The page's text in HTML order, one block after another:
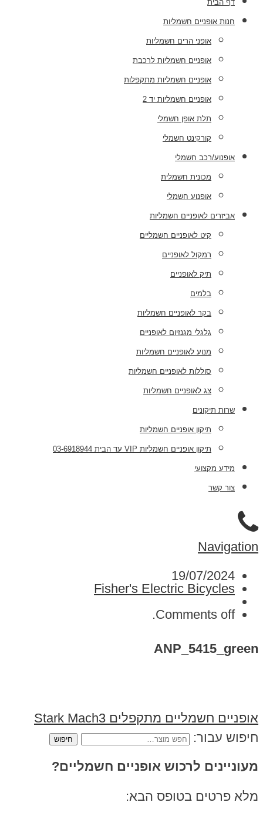
דף הבית
חנות אופניים חשמליות
אופני הרים חשמליות
אופניים חשמליות לרכבת
אופניים חשמליות מתקפלות
אופניים חשמליות יד 2
תלת אופן חשמלי
קורקינט חשמלי
אופנוע/רכב חשמלי
מכונית חשמלית
אופנוע חשמלי
אביזרים לאופניים חשמליות
קיט לאופניים חשמליים
רמקול לאופניים
תיק לאופניים
בלמים
בקר לאופניים חשמליות
גלגלי מגנזיום לאופניים
מנוע לאופניים חשמליות
סוללות לאופניים חשמליות
צג לאופניים חשמליות
שרות תיקונים
תיקון אופניים חשמליות
תיקון אופניים חשמליות VIP עד הבית 03-6918944
מידע מקצועי
צור קשר
Navigation
19/07/2024
Fisher's Electric Bicycles
Comments off.
ANP_5415_green
‏אופניים חשמליים ‏מתקפלים Stark Mach3
חיפוש עבור:
מעוניינים לרכוש אופניים חשמליים?
מלא פרטים בטופס הבא: